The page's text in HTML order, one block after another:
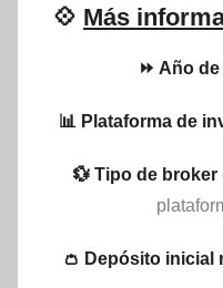
💠 Más
⏩ Año
📊 Plataforma de
💱 Tipo de
👛 Depósito inicial